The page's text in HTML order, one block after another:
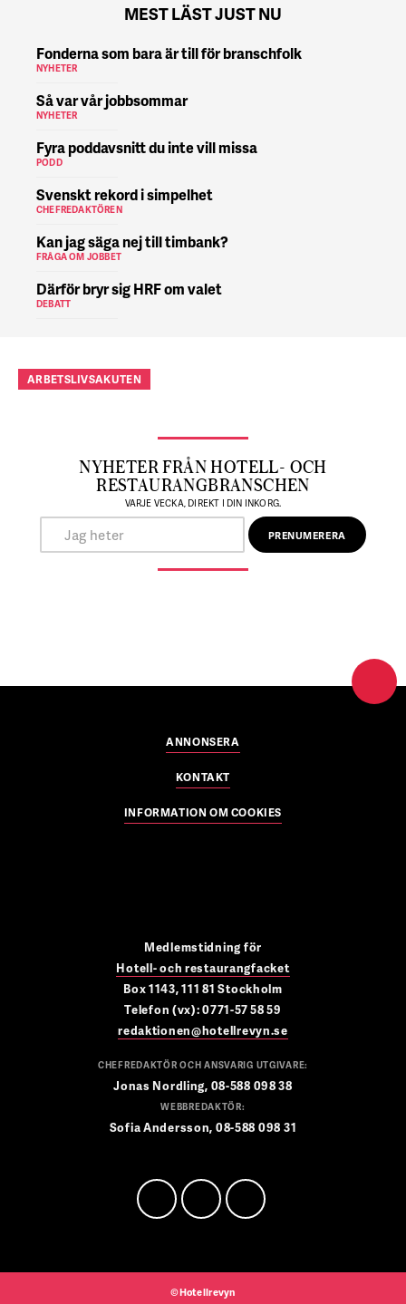
MEST LÄST JUST NU
Fonderna som bara är till för branschfolk
NYHETER
Så var vår jobbsommar
NYHETER
Fyra poddavsnitt du inte vill missa
PODD
Svenskt rekord i simpelhet
CHEFREDAKTÖREN
Kan jag säga nej till timbank?
FRÅGA OM JOBBET
Därför bryr sig HRF om valet
DEBATT
ARBETSLIVSAKUTEN
NYHETER FRÅN HOTELL- OCH
RESTAURANGBRANSCHEN
VARJE VECKA, DIREKT I DIN INKORG.
ANNONSERA
KONTAKT
INFORMATION OM COOKIES
Medlemstidning för
Hotell- och restaurangfacket
Box 1143, 111 81 Stockholm
Telefon (vx): 0771-57 58 59
redaktionen@hotellrevyn.se
CHEFREDAKTÖR OCH ANSVARIG UTGIVARE:
Jonas Nordling, 08-588 098 38
WEBBREDAKTÖR:
Sofia Andersson, 08-588 098 31
©Hotellrevyn